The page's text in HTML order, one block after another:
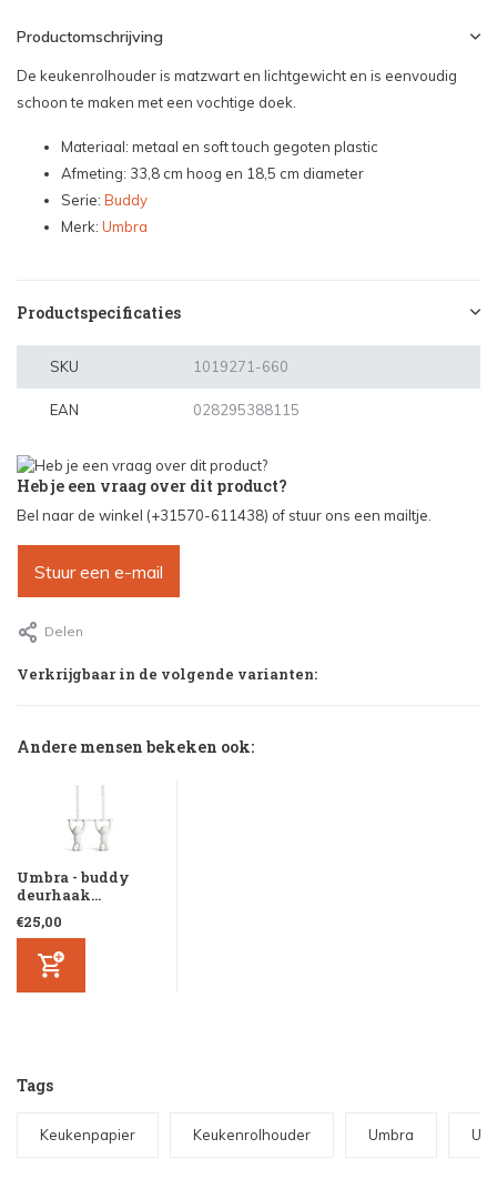
Productomschrijving
De keukenrolhouder is matzwart en lichtgewicht en is eenvoudig
schoon te maken met een vochtige doek.
Materiaal: metaal en soft touch gegoten plastic
Afmeting: 33,8 cm hoog en 18,5 cm diameter
Serie: Buddy
Merk: Umbra
Productspecificaties
SKU 1019271-660
EAN 028295388115
Heb je een vraag over dit product?
Bel naar de winkel (+31570-611438) of stuur ons een mailtje.
Stuur een e-mail
Delen
Verkrijgbaar in de volgende varianten:
Andere mensen bekeken ook:
Umbra - buddy
deurhaak...
€25,00
Tags
Keukenpapier Keukenrolhouder Umbra